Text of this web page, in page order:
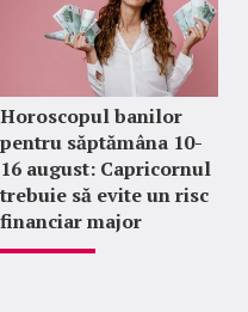
Horoscopul banilor
pentru săptămâna 10-
16 august: Capricornul
trebuie să evite un risc
financiar major